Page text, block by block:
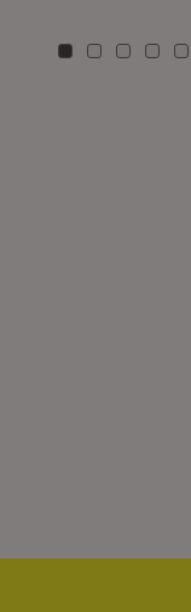
Zu Kachel: 0
Zu Zu Zu